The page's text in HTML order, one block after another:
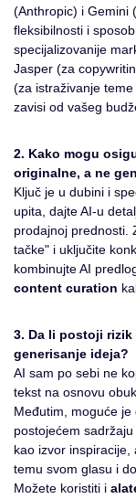
(Anthropic) i Gemini
fleksibilnosti i
specijalizovanije
Jasper (za
(za istraživanje
zavisi od vašeg
2. Kako mogu
originalne, a ne
Ključ je u dubini i
upita, dajte AI-u
prodajnoj prednosti.
tačke" i uključite
kombinujte AI
content curation
3. Da li postoji
generisanje ideja?
AI sam po sebi ne
tekst na osnovu
Međutim, moguće
postojećem
kao izvor
temu svom glasu i
Možete koristiti i